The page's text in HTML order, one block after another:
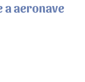
a aeronave